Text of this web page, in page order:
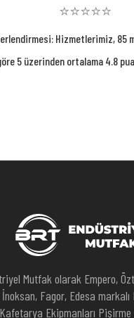
⭐⭐⭐⭐⭐
Hizmetlerimiz, 85
5 üzerinden ortalama 4.8
Mutfak olarak Empero,
Fagor, Edesa markalı
Ekipmanları Pişirme